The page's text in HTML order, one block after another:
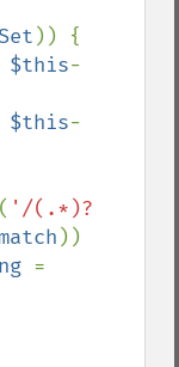
)) {
$this-
$this-
( '/(.*)?
))